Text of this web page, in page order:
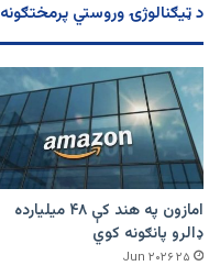
د ټیګنالوژۍ وروستي پرمختګونه
امازون په هند کې ۴۸ میلیارده
ډالرو پانګونه کوي
۲۵ Jun ۲۰۲۶